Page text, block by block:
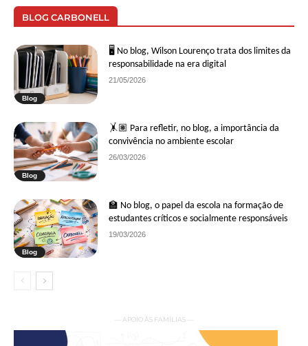
BLOG CARBONELL
Blog
🖥 No blog, Wilson Lourenço trata dos limites da
responsabilidade na era digital
21/05/2026
Blog
🤸🏽 Para refletir, no blog, a importância da
convivência no ambiente escolar
26/03/2026
Blog
🏫 No blog, o papel da escola na formação de
estudantes críticos e socialmente responsáveis
19/03/2026
— APOIO ÀS FAMÍLIAS —